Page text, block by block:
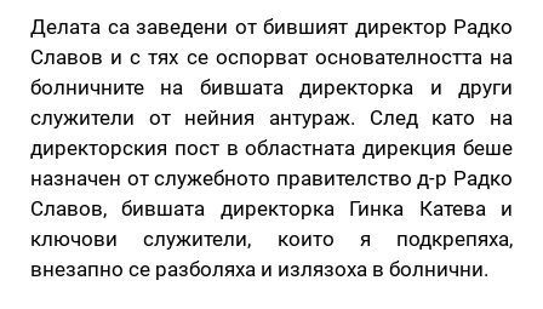
Делата са заведени от бившият директор Радко
Славов и с тях се оспорват основателността на
болничните на бившата директорка и други
служители от нейния антураж. След като на
директорския пост в областната дирекция беше
назначен от служебното правителство д-р Радко
Славов, бившата директорка Гинка Катева и
ключови служители, които я подкрепяха,
внезапно се разболяха и излязоха в болнични.